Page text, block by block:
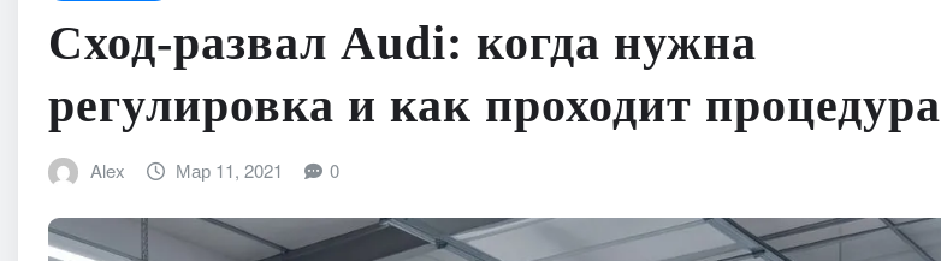
Сход-развал Audi: когда нужна
регулировка и как проходит процедура
Alex Мар 11, 2021 0